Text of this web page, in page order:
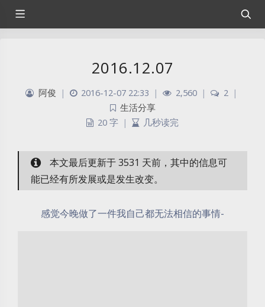
2016.12.07
阿俊 | 2016-12-07 22:33 | 2,560 | 2 |
生活分享
20 字 | 几秒读完
本文最后更新于 3531 天前，其中的信息可
能已经有所发展或是发生改变。
感觉今晚做了一件我自己都无法相信的事情-